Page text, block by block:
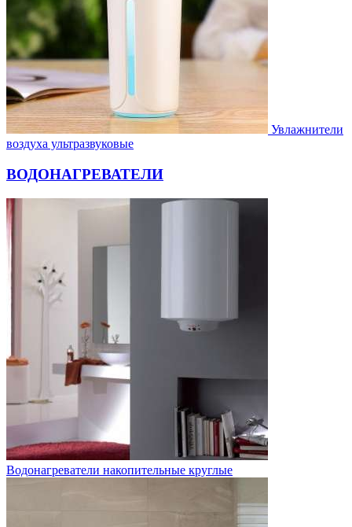
Увлажнители
воздуха ультразвуковые
ВОДОНАГРЕВАТЕЛИ
Водонагреватели накопительные круглые